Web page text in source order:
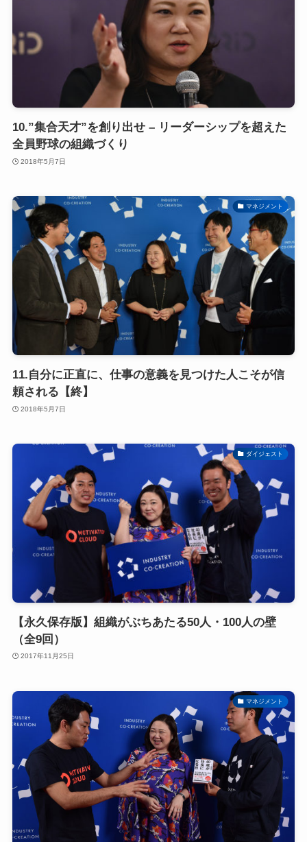
10.”集合天才”を創り出せ – リーダーシップを超えた
全員野球の組織づくり
2018年5月7日
マネジメント
11.自分に正直に、仕事の意義を見つけた人こそが信
頼される【終】
2018年5月7日
ダイジェスト
【永久保存版】組織がぶちあたる50人・100人の壁
（全9回）
2017年11月25日
マネジメント